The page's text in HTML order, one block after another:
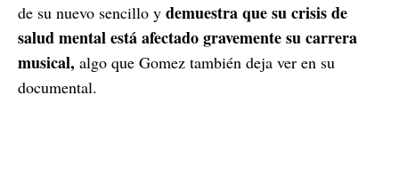
de su nuevo sencillo y demuestra que su crisis de
salud mental está afectado gravemente su carrera
musical, algo que Gomez también deja ver en su
documental.